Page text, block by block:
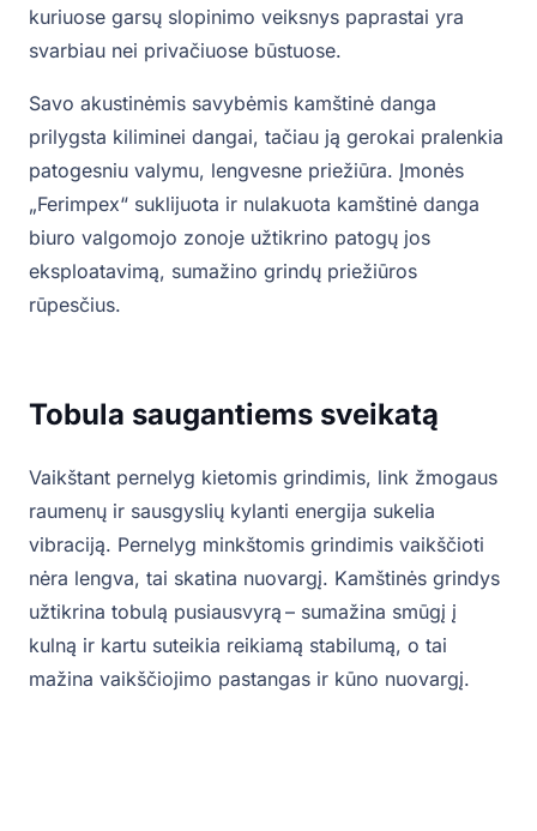
kuriuose garsų slopinimo veiksnys paprastai yra
svarbiau nei privačiuose būstuose.
Savo akustinėmis savybėmis kamštinė danga
prilygsta kiliminei dangai, tačiau ją gerokai pralenkia
patogesniu valymu, lengvesne priežiūra. Įmonės
„Ferimpex“ suklijuota ir nulakuota kamštinė danga
biuro valgomojo zonoje užtikrino patogų jos
eksploatavimą, sumažino grindų priežiūros
rūpesčius.
Tobula saugantiems sveikatą
Vaikštant pernelyg kietomis grindimis, link žmogaus
raumenų ir sausgyslių kylanti energija sukelia
vibraciją. Pernelyg minkštomis grindimis vaikščioti
nėra lengva, tai skatina nuovargį. Kamštinės grindys
užtikrina tobulą pusiausvyrą – sumažina smūgį į
kulną ir kartu suteikia reikiamą stabilumą, o tai
mažina vaikščiojimo pastangas ir kūno nuovargį.